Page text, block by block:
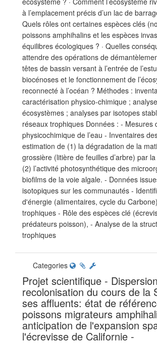
à l’emplacement précis d’un lac de
Quels rôles ont certaines espèces clés
poissons amphihalins et les espèces
équilibres écologiques ? · Quelles
attendre des opérations de
têtes de bassin versant à l’entrée de
biocénoses et le fonctionnement de
reconnecté à l’océan ? Méthodes :
caractérisation physico-chimique ;
écosystèmes ; analyses par isotopes
réseaux trophiques Données : - Mesures
physicochimique de l’eau - Inventaires
estimation de (1) la dégradation de la
grossière (litière de feuilles d’arbre) par
(2) l’activité photosynthétique des
biofilms de la voie algale. - Données
isotopiques sur les communautés -
d'énergie (alimentaires, cycle du
trophiques - Rôle des espèces clé
prédateurs poisson), - Analyse de la
trophiques
Categories
Projet scientifique -
recolonisation du cours de la
ses affluents: état de
poissons migrateurs
anticipation de l'expansion
l'écrevisse de Californie -